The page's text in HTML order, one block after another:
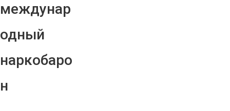
междунар
одный
наркобаро
н